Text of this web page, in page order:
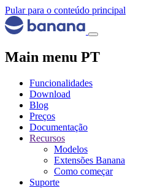
Pular para o conteúdo principal
Main menu PT
Funcionalidades
Download
Blog
Preços
Documentação
Recursos
Modelos
Extensões Banana
Como começar
Suporte